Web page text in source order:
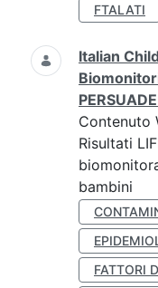
FTALATI
Italian
Contenuto
Risultati
bambini
FATTORI